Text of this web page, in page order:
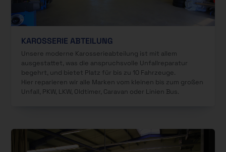
KAROSSERIE ABTEILUNG
Unsere moderne Karosserieabteilung ist mit allem
ausgestattet, was die anspruchsvolle Unfallreparatur
begehrt, und bietet Platz für bis zu 10 Fahrzeuge.
Hier reparieren wir alle Marken vom kleinen bis zum großen
Unfall, PKW, LKW, Oldtimer, Caravan oder Linien Bus.